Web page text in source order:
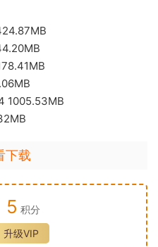
1005.53MB
下载
5 积分
升级VIP